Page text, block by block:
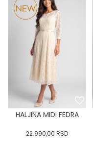
HALJINA MIDI FEDRA
22.990,00 RSD